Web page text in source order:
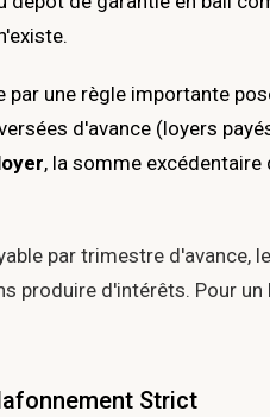
une règle importante
d'avance (loyers
, la somme
par trimestre d'avance,
produire d'intérêts. Pour
Strict